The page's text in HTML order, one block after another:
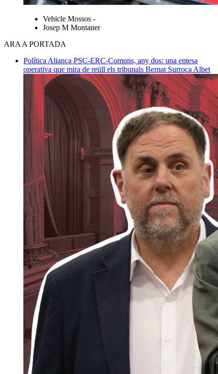
Vehicle Mossos -
Josep M Montaner
ARA A PORTADA
Política Aliança PSC-ERC-Comuns, any dos: una entesa
operativa que mira de reüll els tribunals Bernat Surroca Albet